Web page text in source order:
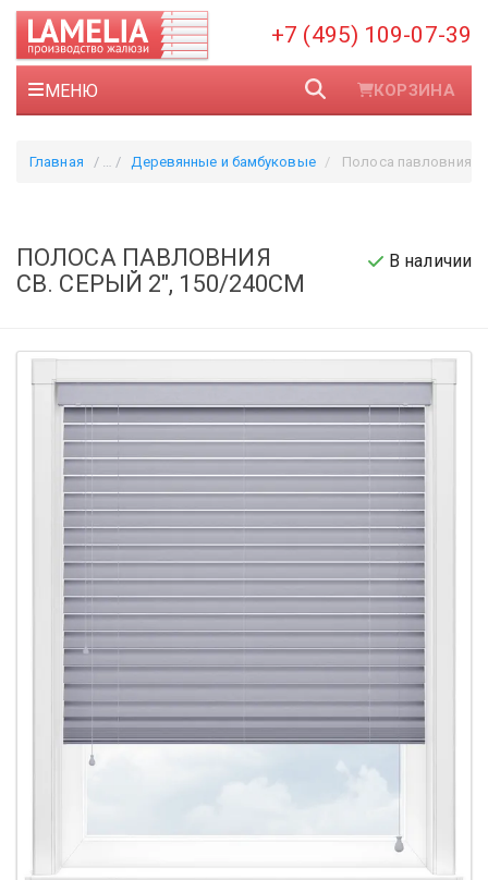
+7 (495) 109-07-39
МЕНЮ КОРЗИНА
Главная Деревянные и бамбуковые Полоса павловния св.
ПОЛОСА ПАВЛОВНИЯ
СВ. СЕРЫЙ 2", 150/240СМ
В наличии